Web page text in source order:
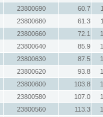
23800690 60.7
23800680 61.3
23800660 72.1
23800640 85.9
23800630 87.5
23800620 93.8
23800600 103.8
23800580 107.0
23800560 113.3